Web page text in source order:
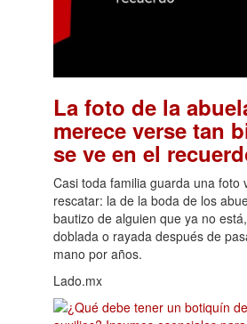
La foto de la
merece verse tan
se ve en el
Casi toda familia guarda una foto
rescatar: la de la boda de los
bautizo de alguien que ya no
doblada o rayada después de
mano por años.
Lado.mx